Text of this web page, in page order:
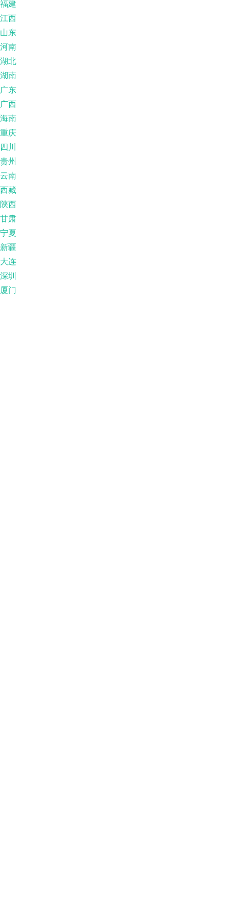
福建
江西
山东
河南
湖北
湖南
广东
广西
海南
重庆
四川
贵州
云南
西藏
陕西
甘肃
宁夏
新疆
大连
深圳
厦门